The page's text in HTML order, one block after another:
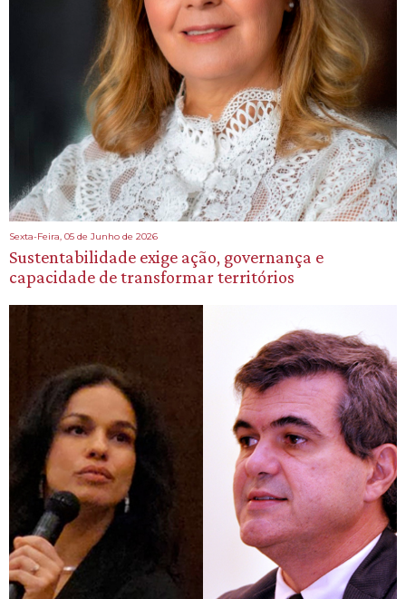
Sexta-Feira, 05 de Junho de 2026
Sustentabilidade exige ação, governança e
capacidade de transformar territórios